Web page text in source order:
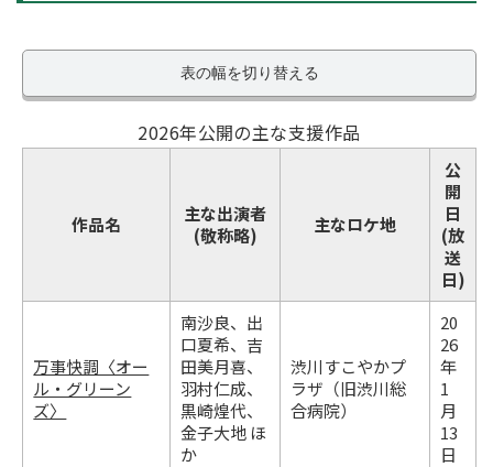
表の幅を切り替える
2026年公開の主な支援作品
作品名
主な出演者
(敬称略)
主なロケ地
公
開
日
(放
送
日)
万事快調〈オー
ル・グリーン
ズ〉
南沙良、出
口夏希、吉
田美月喜、
羽村仁成、
黒崎煌代、
金子大地 ほ
か
渋川すこやかプ
ラザ（旧渋川総
合病院）
20
26
年
1
月
13
日